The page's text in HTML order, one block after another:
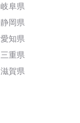
岐阜県
静岡県
愛知県
三重県
滋賀県